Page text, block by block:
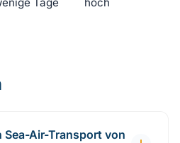
Tage hoch
Sea-Air-Transport von